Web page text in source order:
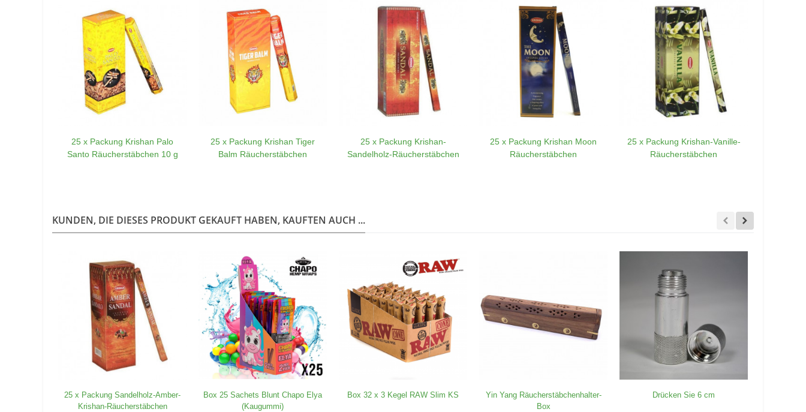
25 x Packung Krishan Palo
Santo Räucherstäbchen 10 g
25 x Packung Krishan Tiger
Balm Räucherstäbchen
25 x Packung Krishan-
Sandelholz-Räucherstäbchen
25 x Packung Krishan Moon
Räucherstäbchen
25 x Packung Krishan-Vanille-
Räucherstäbchen
KUNDEN, DIE DIESES PRODUKT GEKAUFT HABEN, KAUFTEN AUCH ...
25 x Packung Sandelholz-Amber-
Krishan-Räucherstäbchen
Box 25 Sachets Blunt Chapo Elya
(Kaugummi)
Box 32 x 3 Kegel RAW Slim KS
Yin Yang Räucherstäbchenhalter-
Box
Drücken Sie 6 cm